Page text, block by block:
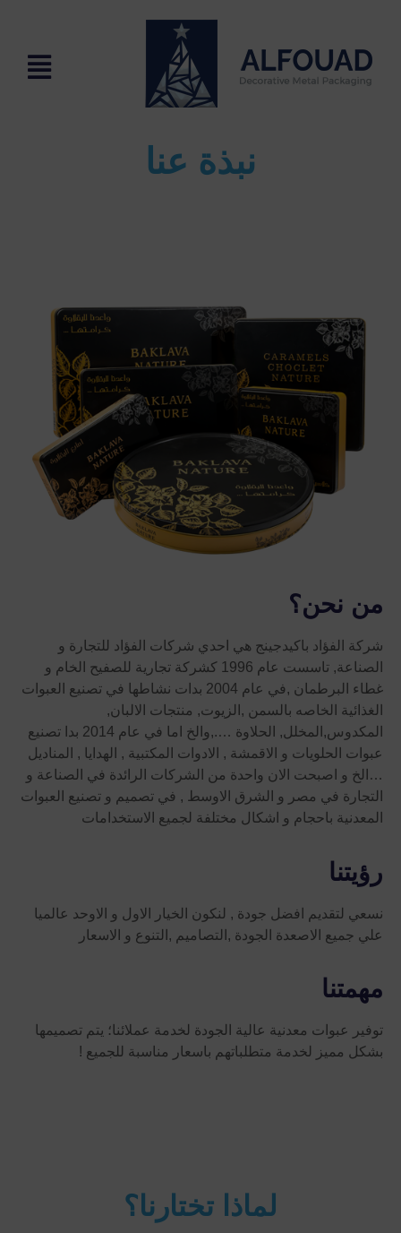
نبذة عنا
من نحن؟
شركة الفؤاد باكيدجينج هي احدي شركات الفؤاد للتجارة و
الصناعة, تاسست عام 1996 كشركة تجارية للصفيح الخام و
غطاء البرطمان ,في عام 2004 بدات نشاطها في تصنيع العبوات
الغذائية الخاصه بالسمن ,الزيوت, منتجات الالبان,
المكدوس,المخلل, الحلاوة ….,والخ اما في عام 2014 بدا تصنيع
عبوات الحلويات و الاقمشة , الادوات المكتبية , الهدايا , المناديل
…الخ و اصبحت الان واحدة من الشركات الرائدة في الصناعة و
التجارة في مصر و الشرق الاوسط , في تصميم و تصنيع العبوات
المعدنية باحجام و اشكال مختلفة لجميع الاستخدامات
رؤيتنا
نسعي لتقديم افضل جودة , لنكون الخيار الاول و الاوحد عالميا
علي جميع الاصعدة الجودة ,التصاميم ,التنوع و الاسعار
مهمتنا
توفير عبوات معدنية عالية الجودة لخدمة عملائنا؛ يتم تصميمها
بشكل مميز لخدمة متطلباتهم باسعار مناسبة للجميع !
لماذا تختارنا؟